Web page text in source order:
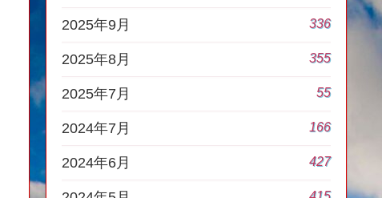
2025年9月 336
2025年8月 355
2025年7月 55
2024年7月 166
2024年6月 427